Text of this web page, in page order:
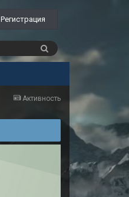
Регистрация
Активность